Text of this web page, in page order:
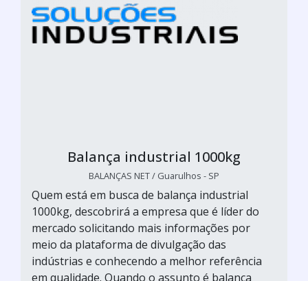
Balança industrial 1000kg
BALANÇAS NET / Guarulhos - SP
Quem está em busca de balança industrial
1000kg, descobrirá a empresa que é líder do
mercado solicitando mais informações por
meio da plataforma de divulgação das
indústrias e conhecendo a melhor referência
em qualidade. Quando o assunto é balança